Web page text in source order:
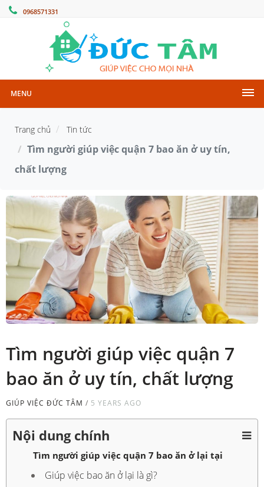
0968571331
MENU
Trang chủ Tin tức
Tìm người giúp việc quận 7 bao ăn ở uy tín,
chất lượng
Tìm người giúp việc quận 7
bao ăn ở uy tín, chất lượng
GIÚP VIỆC ĐỨC TÂM / 5 YEARS AGO
Nội dung chính
Tìm người giúp việc quận 7 bao ăn ở lại tại
Giúp việc bao ăn ở lại là gì?